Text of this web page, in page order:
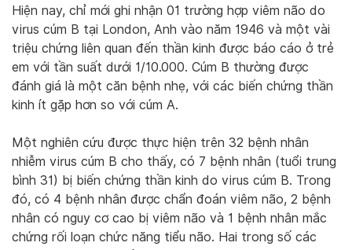
Hiện nay, chỉ mới ghi nhận 01 trường hợp viêm não do
virus cúm B tại London, Anh vào năm 1946 và một vài
triệu chứng liên quan đến thần kinh được báo cáo ở trẻ
em với tần suất dưới 1/10.000. Cúm B thường được
đánh giá là một căn bệnh nhẹ, với các biến chứng thần
kinh ít gặp hơn so với cúm A.
Một nghiên cứu được thực hiện trên 32 bệnh nhân
nhiễm virus cúm B cho thấy, có 7 bệnh nhân (tuổi trung
bình 31) bị biến chứng thần kinh do virus cúm B. Trong
đó, có 4 bệnh nhân được chẩn đoán viêm não, 2 bệnh
nhân có nguy cơ cao bị viêm não và 1 bệnh nhân mắc
chứng rối loạn chức năng tiểu não. Hai trong số các